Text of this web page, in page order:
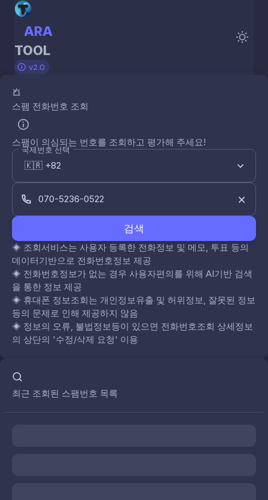
ARA
TOOL
v2.0
스팸 전화번호 조회
스팸이 의심되는 번호를 조회하고 평가해 주세요!
국제번호 선택
검색
◈ 조회서비스는 사용자 등록한 전화정보 및 메모, 투표 등의
데이터기반으로 전화번호정보 제공
◈ 전화번호정보가 없는 경우 사용자편의를 위해 AI기반 검색
을 통한 정보 제공
◈ 휴대폰 정보조회는 개인정보유출 및 허위정보, 잘못된 정보
등의 문제로 인해 제공하지 않음
◈ 정보의 오류, 불법정보등이 있으면 전화번호조회 상세정보
의 상단의 '수정/삭제 요청' 이용
최근 조회된 스팸번호 목록